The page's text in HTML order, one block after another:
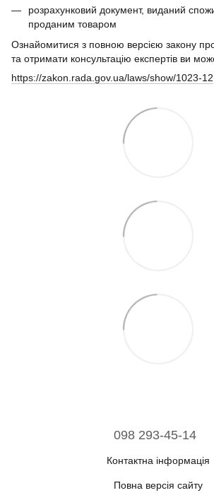
розрахунковий документ, виданий
проданим товаром
Ознайомитися з повною версією закону
та отримати консультацію експертів ви
https://zakon.rada.gov.ua/laws/show/1023-12
098 293-45-14
Контактна інформація
Повна версія сайту